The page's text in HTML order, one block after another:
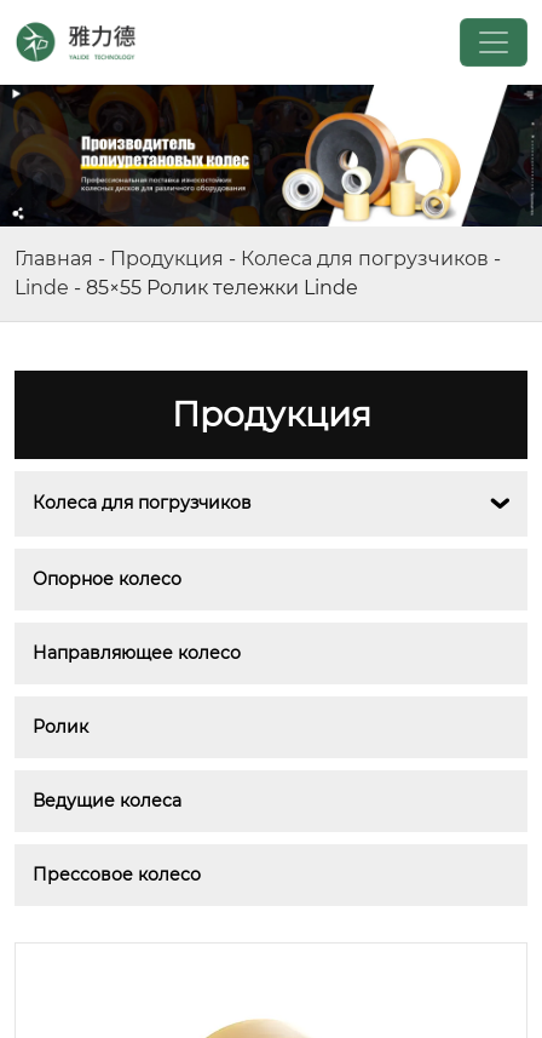
Главная - Продукция - Колеса для погрузчиков -
Linde - 85×55 Ролик тележки Linde
Продукция
Колеса для погрузчиков 
Опорное колесо
Направляющее колесо
Ролик
Ведущие колеса
Прессовое колесо